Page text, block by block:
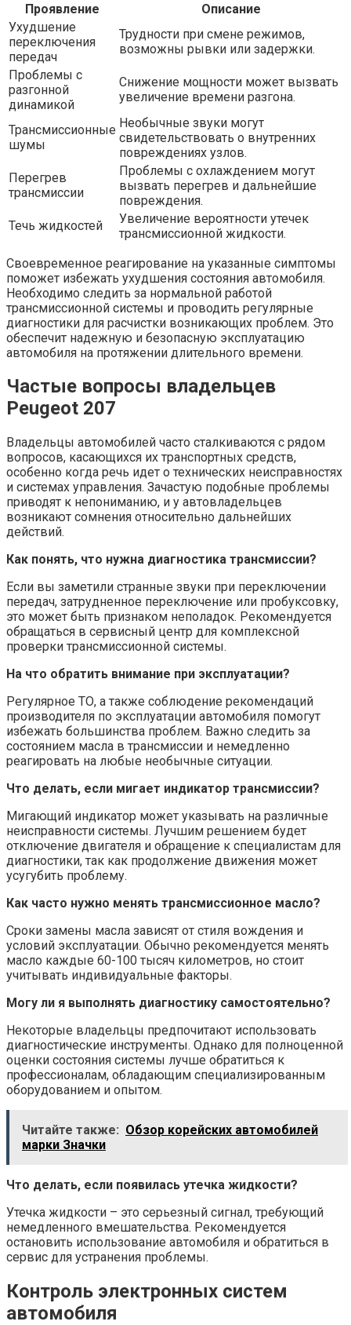
Проявление
Описание
Ухудшение
переключения
передач
Трудности при смене режимов,
возможны рывки или задержки.
Проблемы с
разгонной
динамикой
Снижение мощности может вызвать
увеличение времени разгона.
Трансмиссионные
шумы
Необычные звуки могут
свидетельствовать о внутренних
повреждениях узлов.
Перегрев
трансмиссии
Проблемы с охлаждением могут
вызвать перегрев и дальнейшие
повреждения.
Течь жидкостей
Увеличение вероятности утечек
трансмиссионной жидкости.
Своевременное реагирование на указанные симптомы
поможет избежать ухудшения состояния автомобиля.
Необходимо следить за нормальной работой
трансмиссионной системы и проводить регулярные
диагностики для расчистки возникающих проблем. Это
обеспечит надежную и безопасную эксплуатацию
автомобиля на протяжении длительного времени.
Частые вопросы владельцев
Peugeot 207
Владельцы автомобилей часто сталкиваются с рядом
вопросов, касающихся их транспортных средств,
особенно когда речь идет о технических неисправностях
и системах управления. Зачастую подобные проблемы
приводят к непониманию, и у автовладельцев
возникают сомнения относительно дальнейших
действий.
Как понять, что нужна диагностика трансмиссии?
Если вы заметили странные звуки при переключении
передач, затрудненное переключение или пробуксовку,
это может быть признаком неполадок. Рекомендуется
обращаться в сервисный центр для комплексной
проверки трансмиссионной системы.
На что обратить внимание при эксплуатации?
Регулярное ТО, а также соблюдение рекомендаций
производителя по эксплуатации автомобиля помогут
избежать большинства проблем. Важно следить за
состоянием масла в трансмиссии и немедленно
реагировать на любые необычные ситуации.
Что делать, если мигает индикатор трансмиссии?
Мигающий индикатор может указывать на различные
неисправности системы. Лучшим решением будет
отключение двигателя и обращение к специалистам для
диагностики, так как продолжение движения может
усугубить проблему.
Как часто нужно менять трансмиссионное масло?
Сроки замены масла зависят от стиля вождения и
условий эксплуатации. Обычно рекомендуется менять
масло каждые 60-100 тысяч километров, но стоит
учитывать индивидуальные факторы.
Могу ли я выполнять диагностику самостоятельно?
Некоторые владельцы предпочитают использовать
диагностические инструменты. Однако для полноценной
оценки состояния системы лучше обратиться к
профессионалам, обладающим специализированным
оборудованием и опытом.
Читайте также: Обзор корейских автомобилей
марки Значки
Что делать, если появилась утечка жидкости?
Утечка жидкости – это серьезный сигнал, требующий
немедленного вмешательства. Рекомендуется
остановить использование автомобиля и обратиться в
сервис для устранения проблемы.
Контроль электронных систем
автомобиля